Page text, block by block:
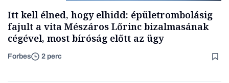
Itt kell élned, hogy elhidd: épületrombolásig
fajult a vita Mészáros Lőrinc bizalmasának
cégével, most bíróság előtt az ügy
Forbes 2 perc